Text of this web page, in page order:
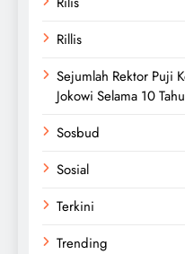
Rillis
Sejumlah Rektor Puji
Jokowi Selama 10
Sosbud
Sosial
Terkini
Trending